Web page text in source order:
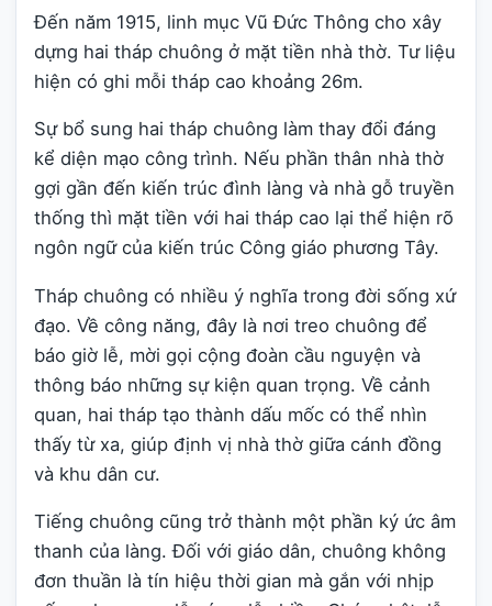
Đến năm 1915, linh mục Vũ Đức Thông cho xây
dựng hai tháp chuông ở mặt tiền nhà thờ. Tư liệu
hiện có ghi mỗi tháp cao khoảng 26m.
Sự bổ sung hai tháp chuông làm thay đổi đáng
kể diện mạo công trình. Nếu phần thân nhà thờ
gợi gần đến kiến trúc đình làng và nhà gỗ truyền
thống thì mặt tiền với hai tháp cao lại thể hiện rõ
ngôn ngữ của kiến trúc Công giáo phương Tây.
Tháp chuông có nhiều ý nghĩa trong đời sống xứ
đạo. Về công năng, đây là nơi treo chuông để
báo giờ lễ, mời gọi cộng đoàn cầu nguyện và
thông báo những sự kiện quan trọng. Về cảnh
quan, hai tháp tạo thành dấu mốc có thể nhìn
thấy từ xa, giúp định vị nhà thờ giữa cánh đồng
và khu dân cư.
Tiếng chuông cũng trở thành một phần ký ức âm
thanh của làng. Đối với giáo dân, chuông không
đơn thuần là tín hiệu thời gian mà gắn với nhịp